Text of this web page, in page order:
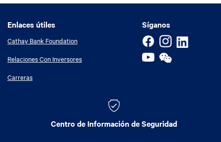
Síganos
Enlaces útiles
Enlaces útiles
Cathay Bank Foundation
Relaciones Con Inversores
Carreras
Centro de Información de Seguridad